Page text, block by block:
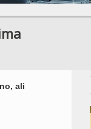
ali